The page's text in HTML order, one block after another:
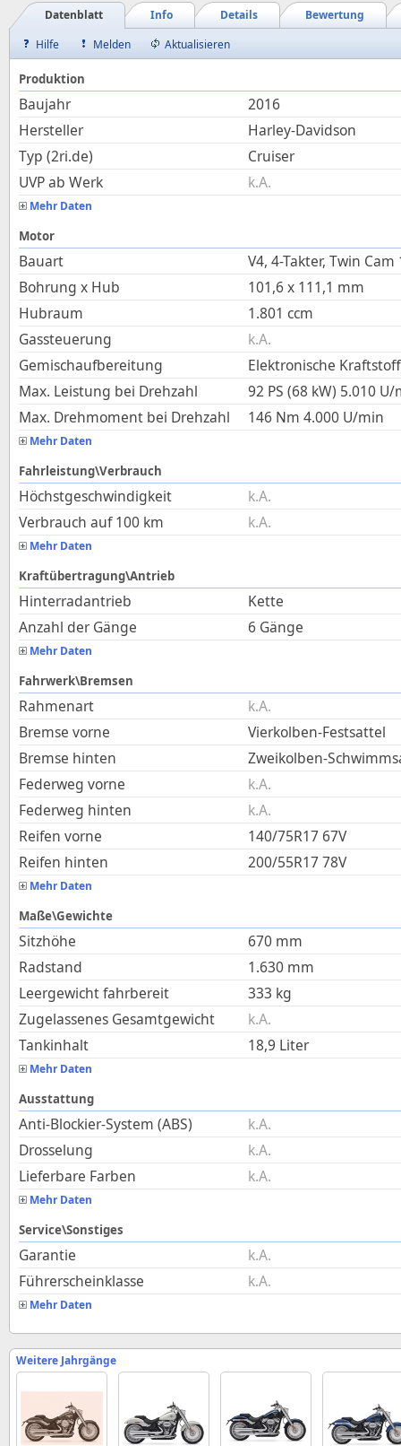
Bewertung
Details
Info
Datenblatt
Hilfe
Melden Aktualisieren
Produktion
Baujahr
2016
Hersteller
Harley-Davidson
Typ (2ri.de)
Cruiser
UVP ab Werk
k.A.
Mehr Daten
Motor
Bauart
V4, 4-Takter, Twin Cam
Bohrung x Hub
101,6x 111,1 mm
Hubraum
1.801 ccm
Gassteuerung
k.A.
Gemischaufbereitung
Elektronische
Max. Leistung bei Drehzahl
92 PS (68 kW) 5.010 U/
Max. Drehmoment bei Drehzahl
146 Nm 4.000 U/min
Mehr Daten
Fahrleistung\Verbrauch
Höchstgeschwindigkeit
k.A.
Verbrauch auf 100 km
k.A.
Mehr Daten
Kraftübertragung\Antrieb
Hinterradantrieb
Kette
Anzahl der Gänge
6 Gänge
Mehr Daten
Fahrwerk\Bremsen
Rahmenart
k.A.
Bremse vorne
Vierkolben-Festsattel
Bremse hinten
Zweikolben-
Federweg vorne
k.A.
Federweg hinten
k.A.
Reifen vorne
140/75R17 67V
Reifen hinten
200/55R17 78V
Mehr Daten
Maße\Gewichte
Sitzhöhe 670 mm
Radstand
1.630 mm
Leergewicht fahrbereit
333 kg
Zugelassenes Gesamtgewicht
k.A.
Tankinhalt
18,9 Liter
Mehr Daten
Ausstattung
Anti-Blockier-System (ABS)
k.A.
Drosselung
k.A.
Lieferbare Farben
k.A.
Mehr Daten
Service\Sonstiges
Garantie
k.A.
Führerscheinklasse
k.A.
Mehr Daten
Weitere Jahrgänge